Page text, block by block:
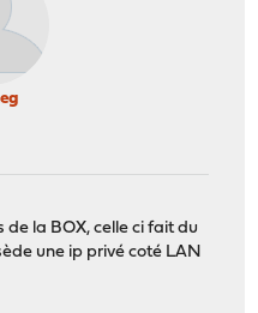
de la BOX, celle ci fait du
une ip privé coté LAN